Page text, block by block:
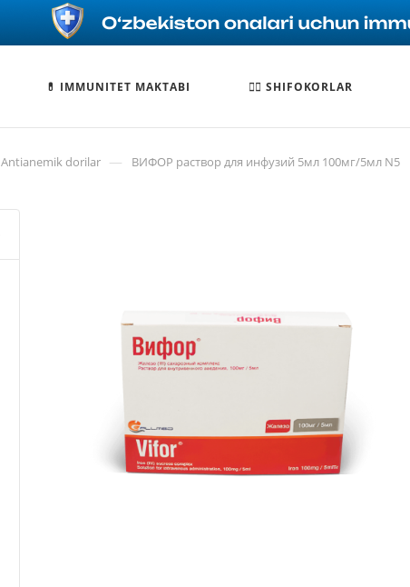
💊 IMMUNITET MAKTABI 🧑‍⚕️ SHIFOKORLAR
Antianemik dorilar — ВИФОР раствор для инфузий 5мл 100мг/5мл N5